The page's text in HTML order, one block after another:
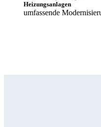
Heizungsanlagen
umfassende